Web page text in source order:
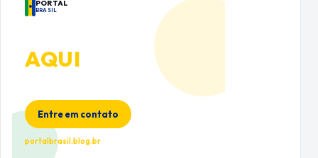
PORTAL
BRASIL
AQUI
Entre em contato
portalbrasil.blog.br